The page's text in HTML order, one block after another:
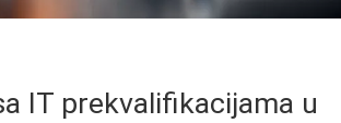
IT prekvalifikacijama u